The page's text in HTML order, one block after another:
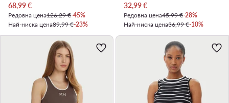
Актуална цена
68,99€
Редовна цена126,29 €-45%
Най-ниска цена89,99 €-23%
Актуална цена
32,99€
Редовна цена45,99 €-28%
Най-ниска цена36,99 €-10%